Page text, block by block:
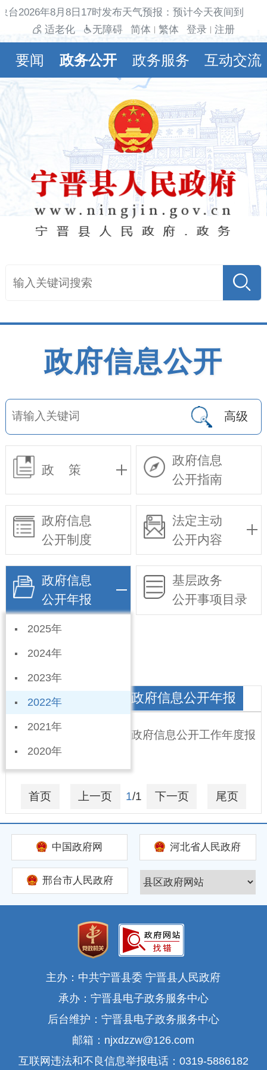
台2026年8月8日17时发布天气预报：预计今天夜间到
适老化
无障碍 简体 繁体 登录 注册
要闻 政务公开 政务服务 互动交流
政府信息公开
高级
政 策
政府信息
公开指南
政府信息
公开制度
法定主动
公开内容
政府信息
公开年报
2025年
2024年
2023年
2022年
2021年
2020年
基层政务
公开事项目录
依申请公开
经济开发区（西城）政府信息公开年报
宁晋经济开发区 2022年政府信息公开工作年度报
告
2023-01-16
首页 上一页 1/1 下一页 尾页
中国政府网 河北省人民政府
邢台市人民政府
主办：中共宁晋县委 宁晋县人民政府
承办：宁晋县电子政务服务中心
后台维护：宁晋县电子政务服务中心
邮箱：njxdzzw@126.com
互联网违法和不良信息举报电话：0319-5886182